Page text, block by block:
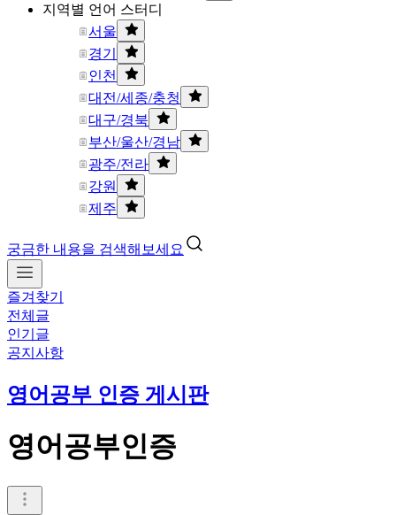
지역별 언어 스터디
서울
경기
인천
대전/세종/충청
대구/경북
부산/울산/경남
광주/전라
강원
제주
궁금한 내용을 검색해보세요
즐겨찾기
전체글
인기글
공지사항
영어공부 인증 게시판
영어공부인증